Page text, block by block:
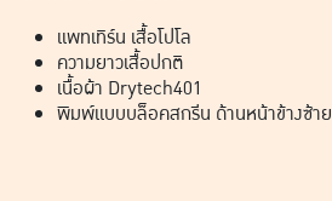
แพทเทิร์น เสื้อโปโล
ความยาวเสื้อปกติ
เนื้อผ้า Drytech401
พิมพ์แบบบล็อคสกรีน ด้านหน้าข้างซ้า